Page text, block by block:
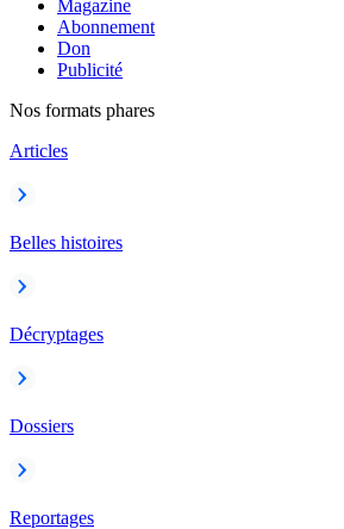
Magazine
Abonnement
Don
Publicité
Nos formats phares
Articles
Belles histoires
Décryptages
Dossiers
Reportages